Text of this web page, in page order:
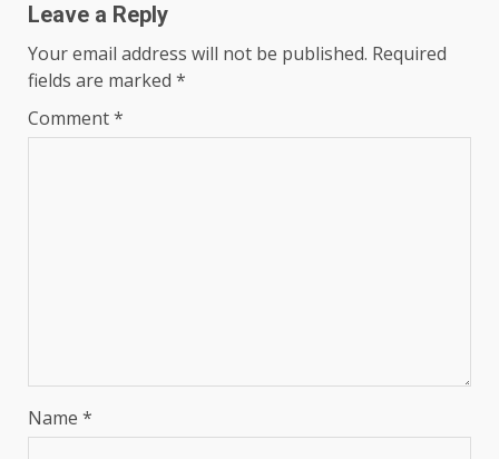
Leave a Reply
Your email address will not be published. Required
fields are marked *
Comment*
Name *